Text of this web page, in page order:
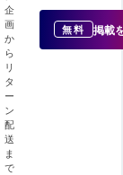
企
画
か
ら
リ
タ
ー
ン
配
送
ま
で
無料 掲載